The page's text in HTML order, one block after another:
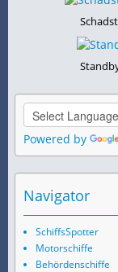
Powered by
Navigator
SchiffsSpotter
Motorschiffe
Behördenschiffe